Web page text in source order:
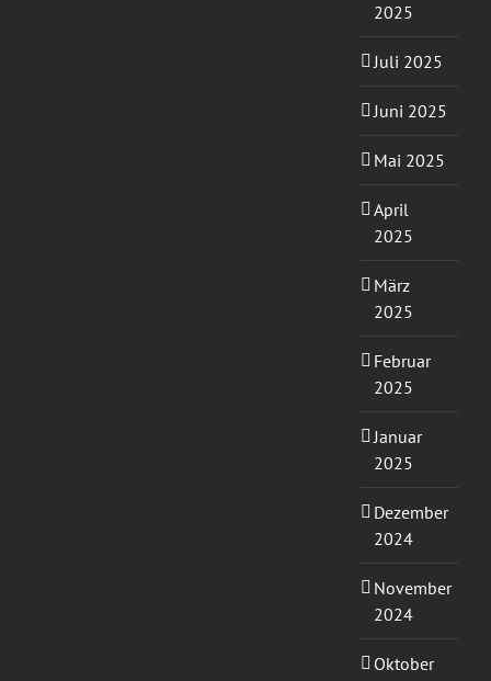
2025
Juli 2025
Juni 2025
Mai 2025
April
2025
März
2025
Februar
2025
Januar
2025
Dezember
2024
November
2024
Oktober